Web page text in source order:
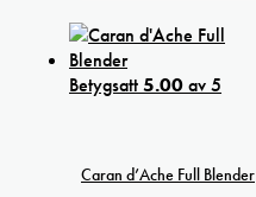
Betygsatt5.00av 5
Caran d’Ache Full Blender